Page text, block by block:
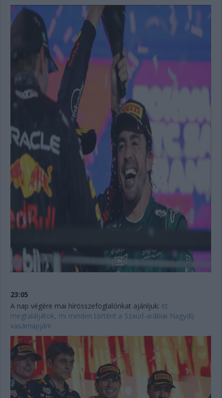
23:05
A nap végére mai hírösszefoglalónkat ajánljuk: itt
megtaláljátok, mi minden történt a Szaúd-arábiai Nagydíj
vasárnapján!